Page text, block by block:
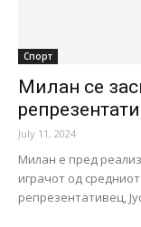
Спорт
Милан се
July 11, 2024
Милан е пред
играчот од
репрезентативец,